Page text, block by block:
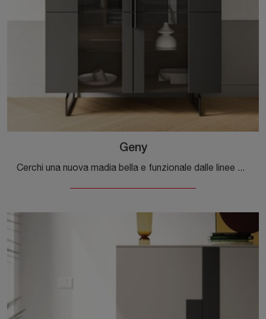
Geny
Cerchi una nuova madia bella e funzionale dalle linee moderne? Ti presentiamo il modello Geny di Orme, realizzato in melaminico.